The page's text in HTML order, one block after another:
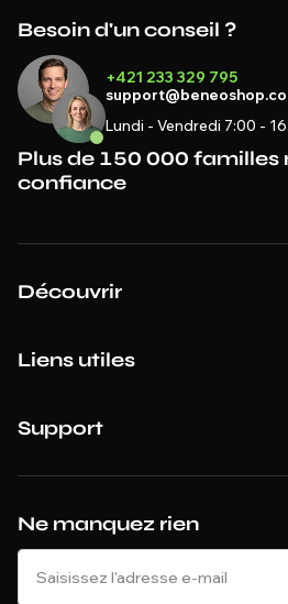
Ne manquez rien
Besoin d'un conseil ?
+421 233 329 795
Lundi - Vendredi 7:00 -
Plus de 150 000 familles
confiance
Découvrir
Liens utiles
Support